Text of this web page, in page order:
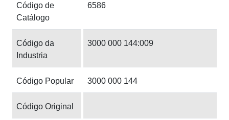
Código de
Catálogo
6586
Código da
Industria
3000 000 144:009
Código Popular 3000 000 144
Código Original